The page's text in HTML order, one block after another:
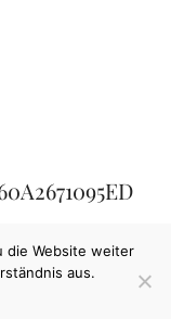
die Website weiter
aus.